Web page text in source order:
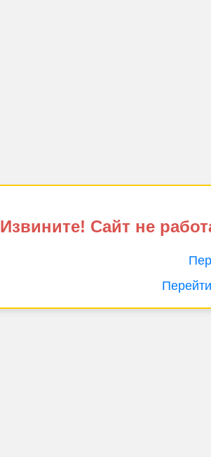
Извините! Сайт не